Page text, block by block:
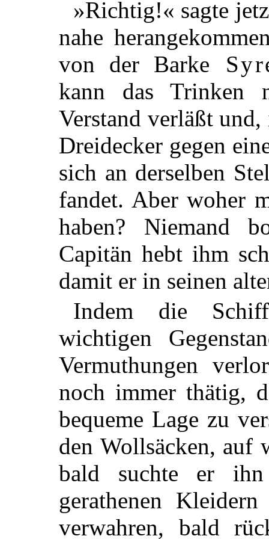
»Richtig!« sagte
nahe
von der Barke
kann das Trinken
Verstand verläßt
Dreidecker gegen
sich an derselben
fandet. Aber woher
haben? Niemand
Capitän hebt ihm
damit er in seinen
Indem die
wichtigen
Vermuthungen
noch immer thätig,
bequeme Lage zu
den Wollsäcken, auf
bald suchte er
gerathenen
verwahren, bald